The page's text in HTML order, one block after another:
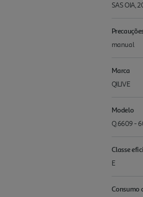
SAS OIA,
manual
Marca
QILIVE
Modelo
Q.6609 -
Classe
E
Consumo